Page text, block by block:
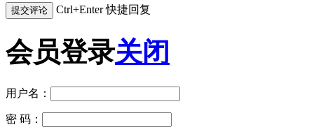
Ctrl+Enter 快捷回复
会员登录关闭
用户名：
密 码：